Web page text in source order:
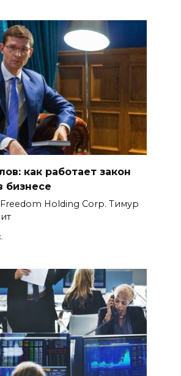
как работает закон
бизнесе
Holding Corp. Тимур